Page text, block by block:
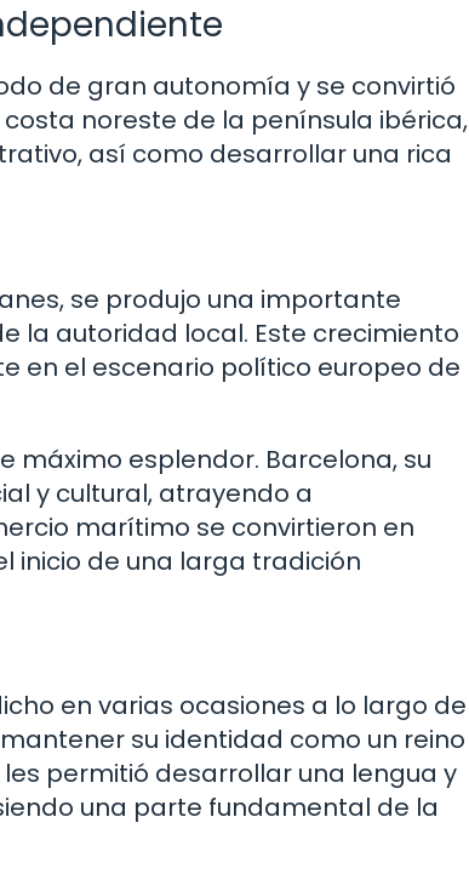
de gran autonomía y se convirtió
noreste de la península ibérica,
así como desarrollar una rica
se produjo una importante
la autoridad local. Este crecimiento
en el escenario político europeo de
máximo esplendor. Barcelona, su
y cultural, atrayendo a
marítimo se convirtieron en
inicio de una larga tradición
en varias ocasiones a lo largo de
su identidad como un reino
permitió desarrollar una lengua y
una parte fundamental de la